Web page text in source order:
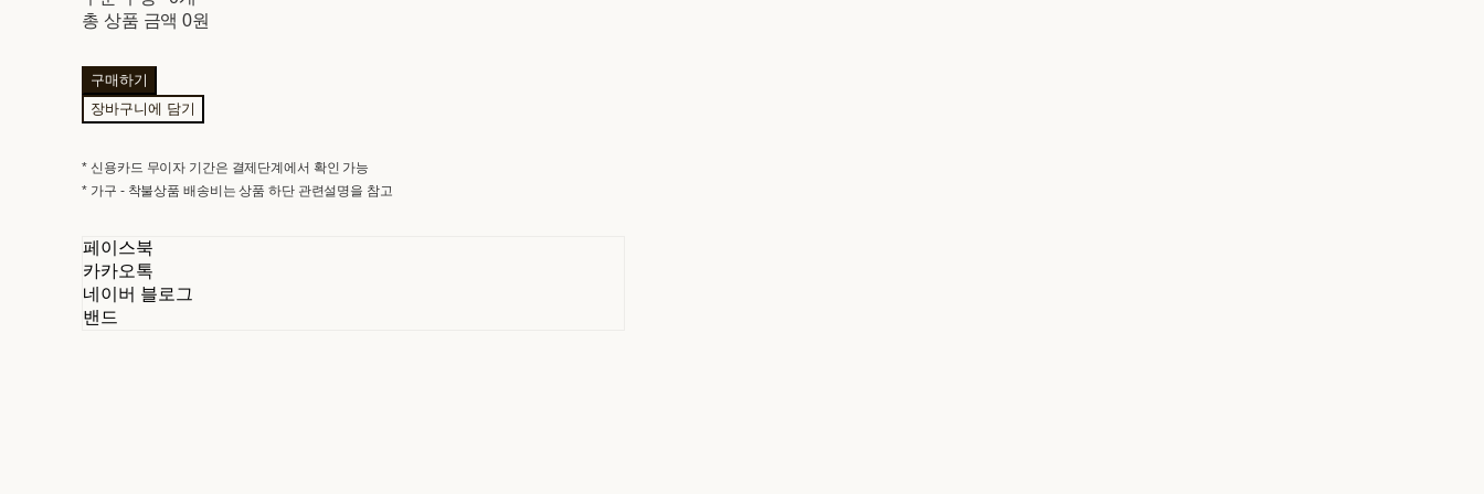
총 상품 금액 0원
구매하기
장바구니에 담기
* 신용카드 무이자 기간은 결제단계에서 확인 가능
* 가구 - 착불상품 배송비는 상품 하단 관련설명을 참고
페이스북
카카오톡
네이버 블로그
밴드